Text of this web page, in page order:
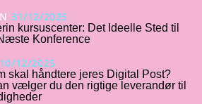
31/12/2025
kursuscenter: Det Ideelle Sted til
Konference
10/12/2025
skal håndtere jeres Digital Post?
vælger du den rigtige leverandør til